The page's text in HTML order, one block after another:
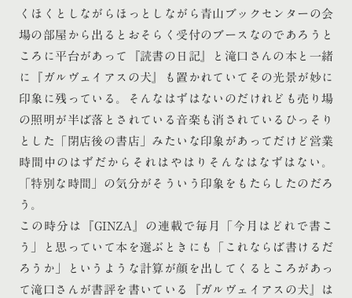
くほくとしながらほっとしながら青山ブックセンターの会
場の部屋から出るとおそらく受付のブースなのであろうと
ころに平台があって『読書の日記』と滝口さんの本と一緒
に『ガルヴェイアスの犬』も置かれていてその光景が妙に
印象に残っている。そんなはずはないのだけれども売り場
の照明が半ば落とされている音楽も消されているひっそり
とした「閉店後の書店」みたいな印象があってだけど営業
時間中のはずだからそれはやはりそんなはなずはない。
「特別な時間」の気分がそういう印象をもたらしたのだろ
う。
この時分は『GINZA』の連載で毎月「今月はどれで書こ
う」と思っていて本を選ぶときにも「これならば書けるだ
ろうか」というような計算が顔を出してくるところがあっ
て滝口さんが書評を書いている『ガルヴェイアスの犬』は